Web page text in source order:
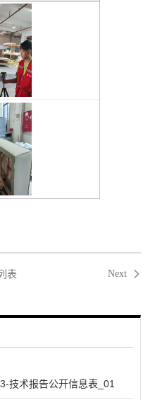
表 Next
技术报告公开信息表_01